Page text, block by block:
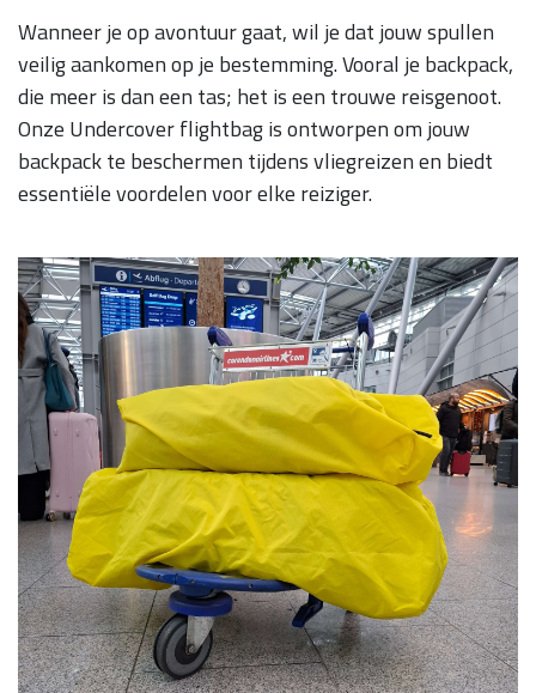
Wanneer je op avontuur gaat, wil je dat jouw spullen
veilig aankomen op je bestemming. Vooral je backpack,
die meer is dan een tas; het is een trouwe reisgenoot.
Onze Undercover flightbag is ontworpen om jouw
backpack te beschermen tijdens vliegreizen en biedt
essentiële voordelen voor elke reiziger.